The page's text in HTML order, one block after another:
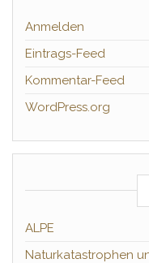
Anmelden
Eintrags-Feed
Kommentar-Feed
WordPress.org
ALPE
Naturkatastrophen